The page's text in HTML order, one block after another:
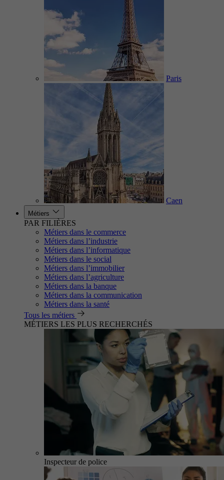
Paris
Caen
Métiers
PAR FILIÈRES
Métiers dans le commerce
Métiers dans l’industrie
Métiers dans l’informatique
Métiers dans le social
Métiers dans l’immobilier
Métiers dans l’agriculture
Métiers dans la banque
Métiers dans la communication
Métiers dans la santé
Tous les métiers
MÉTIERS LES PLUS RECHERCHÉS
Inspecteur de police